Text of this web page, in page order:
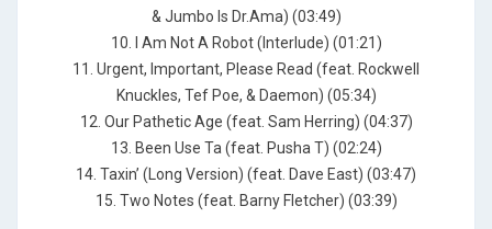
& Jumbo Is Dr.Ama) (03:49)
10. I Am Not A Robot (Interlude) (01:21)
11. Urgent, Important, Please Read (feat. Rockwell
Knuckles, Tef Poe, & Daemon) (05:34)
12. Our Pathetic Age (feat. Sam Herring) (04:37)
13. Been Use Ta (feat. Pusha T) (02:24)
14. Taxin’ (Long Version) (feat. Dave East) (03:47)
15. Two Notes (feat. Barny Fletcher) (03:39)